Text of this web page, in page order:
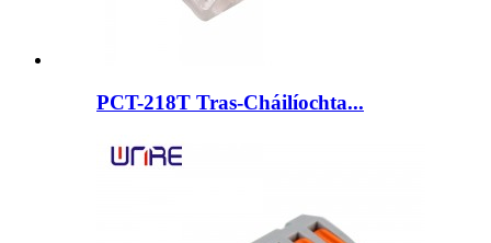
PCT-218T Tras-Cháilíochta...